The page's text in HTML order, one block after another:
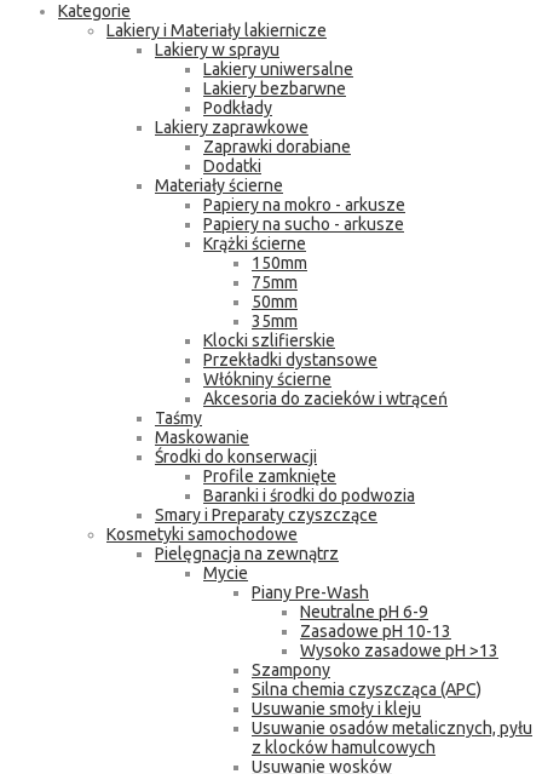
Kategorie
Lakiery i Materiały lakiernicze
Lakiery w sprayu
Lakiery uniwersalne
Lakiery bezbarwne
Podkłady
Lakiery zaprawkowe
Zaprawki dorabiane
Dodatki
Materiały ścierne
Papiery na mokro - arkusze
Papiery na sucho - arkusze
Krążki ścierne
150mm
75mm
50mm
35mm
Klocki szlifierskie
Przekładki dystansowe
Włókniny ścierne
Akcesoria do zacieków i wtrąceń
Taśmy
Maskowanie
Środki do konserwacji
Profile zamknięte
Baranki i środki do podwozia
Smary i Preparaty czyszczące
Kosmetyki samochodowe
Pielęgnacja na zewnątrz
Mycie
Piany Pre-Wash
Neutralne pH 6-9
Zasadowe pH 10-13
Wysoko zasadowe pH >13
Szampony
Silna chemia czyszcząca (APC)
Usuwanie smoły i kleju
Usuwanie osadów metalicznych, pyłu
z klocków hamulcowych
Usuwanie wosków